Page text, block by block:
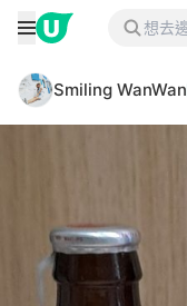
Smiling WanWan